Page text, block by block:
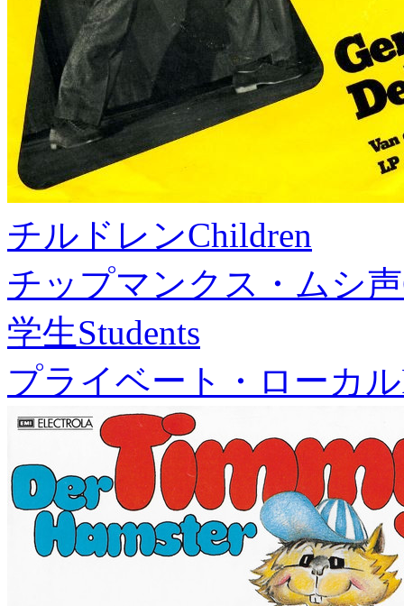
チルドレンChildren
チップマンクス・ムシ声
学生Students
プライベート・ローカル